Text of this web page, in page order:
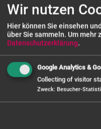
Mixstablänge: 300
Durchmesser
Wir nutzen
Hier können Sie einsehen
über Sie sammeln. Um mehr
Datenschutzerklärung.
Google Analytics &
Collecting of visitor
Zweck: Besucher-